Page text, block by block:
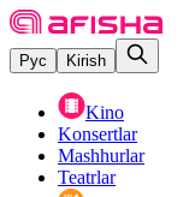
Рус Kirish
Kino
Konsertlar
Mashhurlar
Teatrlar